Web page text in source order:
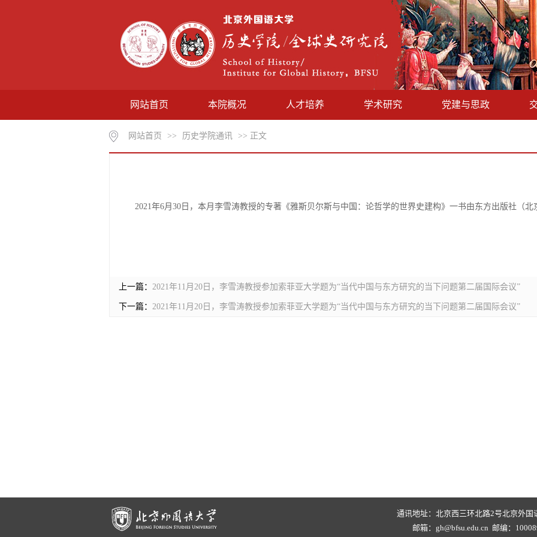
网站首页 本院概况 人才培养 学术研究 党建与思政
网站首页 >> 历史学院通讯 >> 正文
2021年6月30日，本月李雪涛教授的专著《雅斯贝尔斯与中国：论哲学的世界史建构》一书由东方出版社（北
上一篇： 2021年11月20日，李雪涛教授参加索菲亚大学题为“当代中国与东方研究的当下问题第二届国际会议”
下一篇： 2021年11月20日，李雪涛教授参加索菲亚大学题为“当代中国与东方研究的当下问题第二届国际会议”
通讯地址：北京西三环北路2号北京外
邮箱：gh@bfsu.edu.cn 邮编：